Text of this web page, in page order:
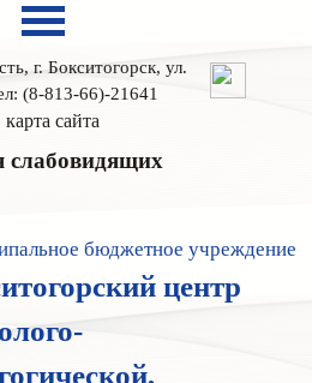
г. Бокситогорск, ул.
(8-813-66)-21641
карта сайтa
слабовидящих
бюджетное учреждение
центр